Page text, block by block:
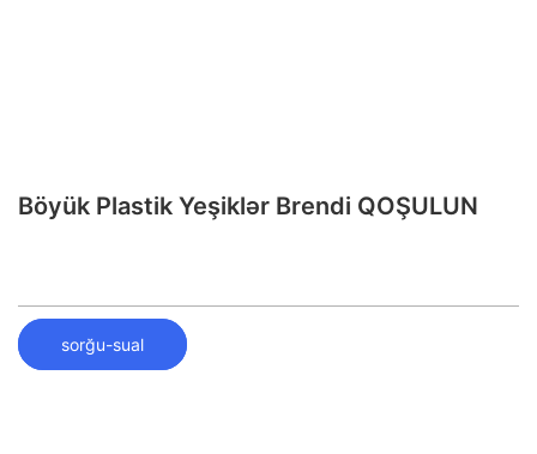
Böyük Plastik Yeşiklər Brendi QOŞULUN
sorğu-sual